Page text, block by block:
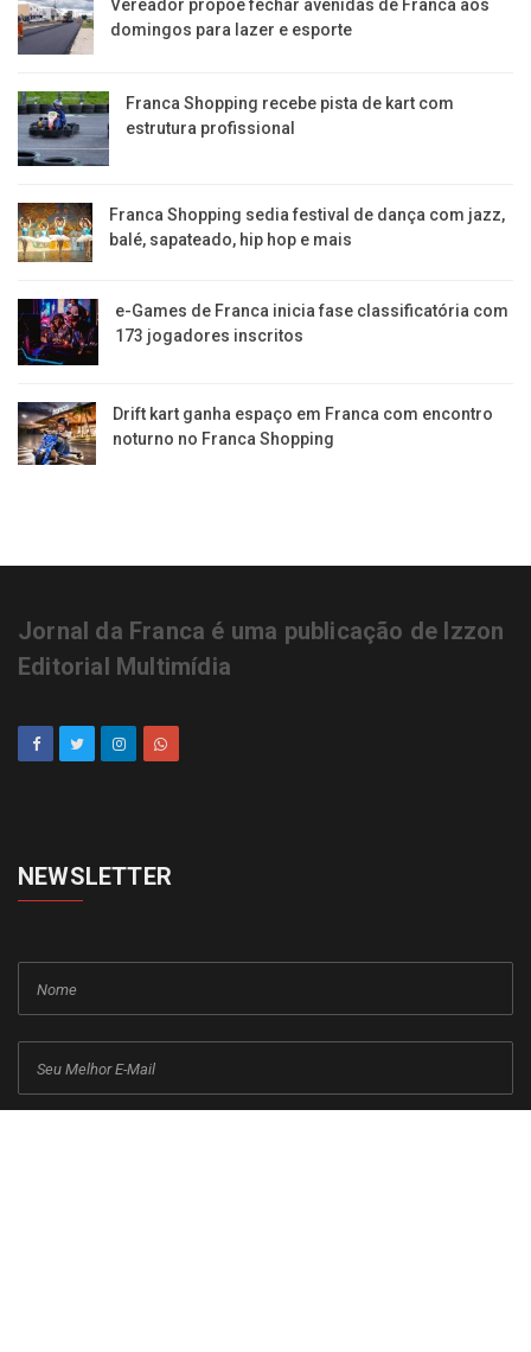
Vereador propõe fechar avenidas de Franca aos
domingos para lazer e esporte
Franca Shopping recebe pista de kart com
estrutura profissional
Franca Shopping sedia festival de dança com jazz,
balé, sapateado, hip hop e mais
e-Games de Franca inicia fase classificatória com
173 jogadores inscritos
Drift kart ganha espaço em Franca com encontro
noturno no Franca Shopping
Jornal da Franca é uma publicação de Izzon
Editorial Multimídia
NEWSLETTER